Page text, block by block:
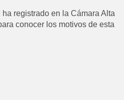
registrado en la Cámara Alta
conocer los motivos de esta